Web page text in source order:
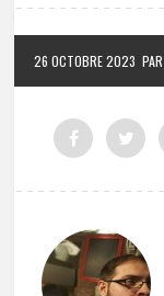
26 OCTOBRE 2023